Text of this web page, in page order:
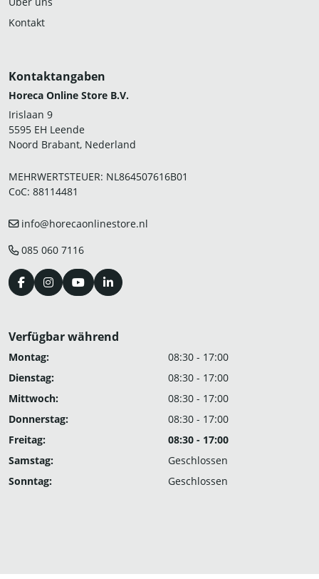
Kontakt
Kontaktangaben
Horeca Online Store B.V.
Irislaan 9
5595 EH Leende
Noord Brabant, Nederland
MEHRWERTSTEUER: NL864507616B01
CoC: 88114481
info@horecaonlinestore.nl
085 060 7116
Verfügbar während
Montag:
08:30 - 17:00
Dienstag:
08:30 - 17:00
Mittwoch:
08:30 - 17:00
Donnerstag:
08:30 - 17:00
Freitag:
08:30 - 17:00
Samstag:
Geschlossen
Sonntag:
Geschlossen